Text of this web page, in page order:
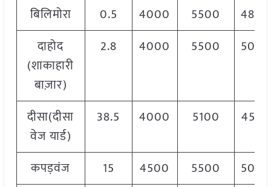
बिलिमोरा
0.5 4000 5500
4800
दाहोद
(शाकाहारी
बाज़ार)
2.8 4000 5500 5000
दीसा(दीसा
वेज यार्ड)
38.5 4000 5100 4550
कपड़वंज 15 4500 5500
5000